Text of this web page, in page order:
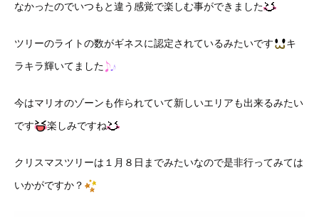
なかったのでいつもと違う感覚で楽しむ事ができました
ツリーのライトの数がギネスに認定されているみたいです
キ
ラキラ輝いてました
今はマリオのゾーンも作られていて新しいエリアも出来るみたい
です
楽しみですね
クリスマスツリーは１月８日までみたいなので是非行ってみては
いかがですか？